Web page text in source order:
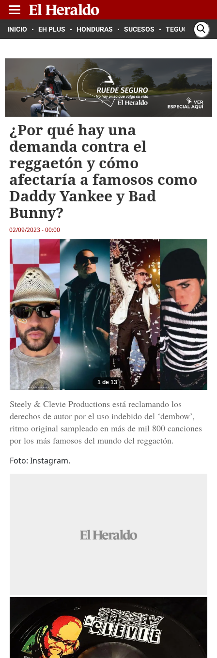
INICIO EH PLUS HONDURAS SUCESOS TEGUCIGALPA
¿Por qué hay una
demanda contra el
reggaetón y cómo
afectaría a famosos como
Daddy Yankee y Bad
Bunny?
02/09/2023 - 00:00
1 de 13
Steely & Clevie Productions está reclamando los
derechos de autor por el uso indebido del ‘dembow’,
ritmo original sampleado en más de mil 800 canciones
por los más famosos del mundo del reggaetón.
Foto: Instagram.